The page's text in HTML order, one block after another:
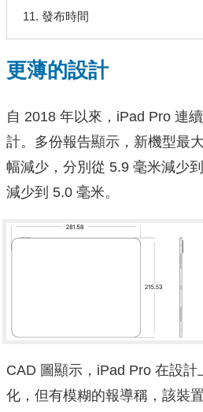
11. 發布時間
更薄的設計
自 2018 年以來，iPad Pro 連
計。多份報告顯示，新機型最
幅減少，分別從 5.9 毫米減少
減少到 5.0 毫米。
CAD 圖顯示，iPad Pro 在設
化，但有模糊的報導稱，該裝